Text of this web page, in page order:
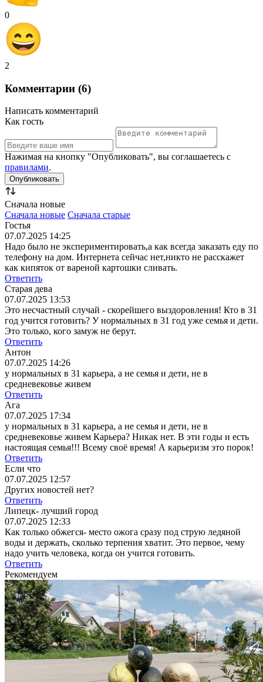
0
2
Комментарии (6)
Написать комментарий
Как гость
Нажимая на кнопку "Опубликовать", вы соглашаетесь с
правилами.
Сначала новые
Сначала новые Сначала старые
Гостья
07.07.2025 14:25
Надо было не экспериментировать,а как всегда заказать еду по
телефону на дом. Интернета сейчас нет,никто не расскажет
как кипяток от вареной картошки сливать.
Ответить
Старая дева
07.07.2025 13:53
Это несчастный случай - скорейшего выздоровления! Кто в 31
год учится готовить? У нормальных в 31 год уже семья и дети.
Это только, кого замуж не берут.
Ответить
Антон
07.07.2025 14:26
у нормальных в 31 карьера, а не семья и дети, не в
средневековье живем
Ответить
Ага
07.07.2025 17:34
у нормальных в 31 карьера, а не семья и дети, не в
средневековье живем Карьера? Никак нет. В эти годы и есть
настоящая семья!!! Всему своё время! А карьеризм это порок!
Ответить
Если что
07.07.2025 12:57
Других новостей нет?
Ответить
Липецк- лучший город
07.07.2025 12:33
Как только обжегся- место ожога сразу под струю ледяной
воды и держать, сколько терпения хватит. Это первое, чему
надо учить человека, когда он учится готовить.
Ответить
Рекомендуем